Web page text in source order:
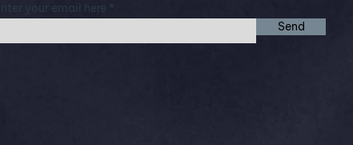
Enter your email here
Send